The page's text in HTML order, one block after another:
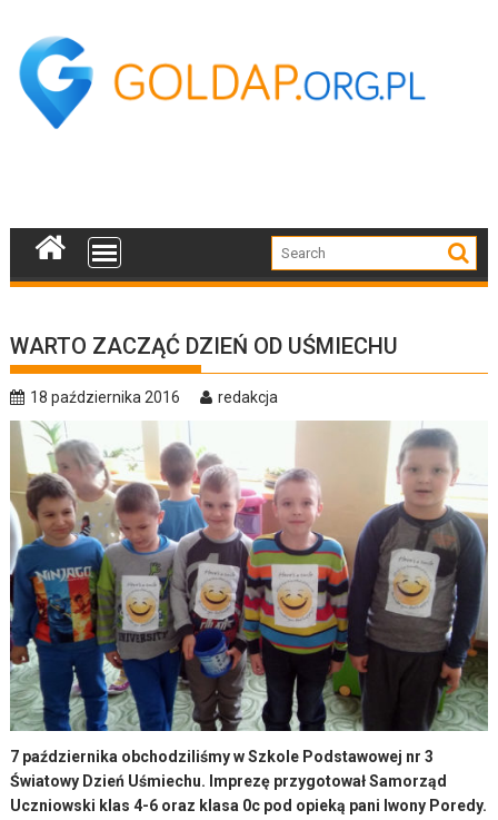
content
WARTO ZACZĄĆ DZIEŃ OD UŚMIECHU
18 października 2016 redakcja
7 października obchodziliśmy w Szkole Podstawowej nr 3
Światowy Dzień Uśmiechu. Imprezę przygotował Samorząd
Uczniowski klas 4-6 oraz klasa 0c pod opieką pani Iwony Poredy.